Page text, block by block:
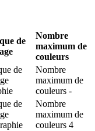
de
Nombre
maximum de
couleurs
de
Nombre
maximum de
couleurs -
de
Nombre
maximum de
couleurs 4